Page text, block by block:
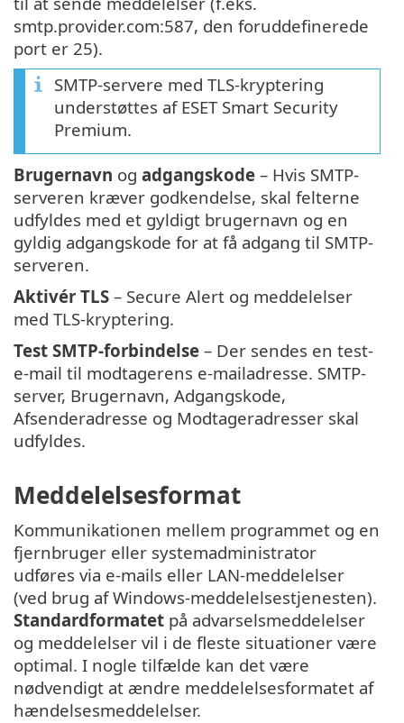
smtp.provider.com:587, den foruddefinerede
port er 25).
SMTP-servere med TLS-kryptering
understøttes af ESET Smart Security
Premium.
Brugernavn og adgangskode – Hvis SMTP-
serveren kræver godkendelse, skal felterne
udfyldes med et gyldigt brugernavn og en
gyldig adgangskode for at få adgang til SMTP-
serveren.
Aktivér TLS – Secure Alert og meddelelser
med TLS-kryptering.
Test SMTP-forbindelse – Der sendes en test-
e-mail til modtagerens e-mailadresse. SMTP-
server, Brugernavn, Adgangskode,
Afsenderadresse og Modtageradresser skal
udfyldes.
Meddelelsesformat
Kommunikationen mellem programmet og en
fjernbruger eller systemadministrator
udføres via e-mails eller LAN-meddelelser
(ved brug af Windows-meddelelsestjenesten).
Standardformatet på advarselsmeddelelser
og meddelelser vil i de fleste situationer være
optimal. I nogle tilfælde kan det være
nødvendigt at ændre meddelelsesformatet af
hændelsesmeddelelser.